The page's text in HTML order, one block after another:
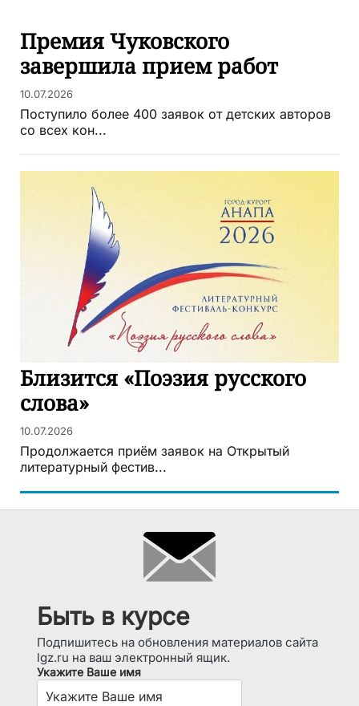
Премия Чуковского
завершила прием работ
10.07.2026
Поступило более 400 заявок от детских авторов
со всех кон...
Близится «Поэзия русского
слова»
10.07.2026
Продолжается приём заявок на Открытый
литературный фестив...
Быть в курсе
Подпишитесь на обновления материалов сайта
lgz.ru на ваш электронный ящик.
Укажите Ваше имя